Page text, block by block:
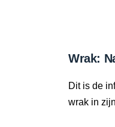
Wrak:
Dit is de
wrak in